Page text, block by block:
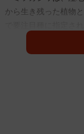
から生き残った植物
生しており、毎年４